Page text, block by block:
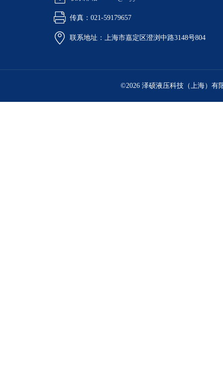
传真：021-59179657
联系地址：上海市嘉定区澄浏中路3148号804
©2026 泽硕液压科技（上海）有